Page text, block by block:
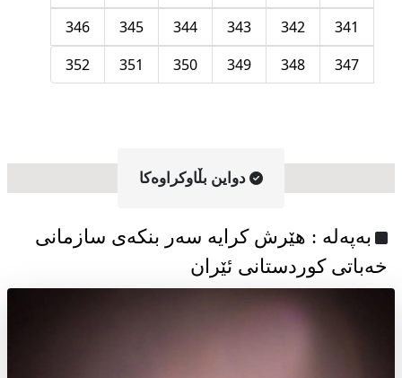
341
342
343
344
345
346
347
348
349
350
351
352
دواین بڵاوکراوه‌کا
به‌په‌له‌ : هێرش کرایە سەر بنکەی سازمانی
خەباتی کوردستانی ئێران